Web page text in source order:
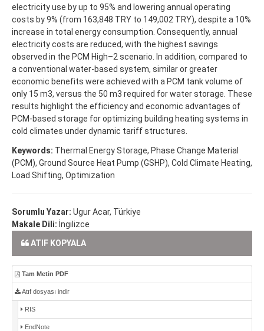
electricity use by up to 95% and lowering annual operating
costs by 9% (from 163,848 TRY to 149,002 TRY), despite a 10%
increase in total energy consumption. Consequently, annual
electricity costs are reduced, with the highest savings
observed in the PCM High–2 scenario. In addition, compared to
a conventional water-based system, similar or greater
economic benefits were achieved with a PCM tank volume of
only 15 m3, versus the 50 m3 required for water storage. These
results highlight the efficiency and economic advantages of
PCM-based storage for optimizing building heating systems in
cold climates under dynamic tariff structures.
Keywords: Thermal Energy Storage, Phase Change Material
(PCM), Ground Source Heat Pump (GSHP), Cold Climate Heating,
Load Shifting, Optimization
Sorumlu Yazar: Ugur Acar, Türkiye
Makale Dili: İngilizce
ATIF KOPYALA
Tam Metin PDF
Atıf dosyası indir
RIS
EndNote